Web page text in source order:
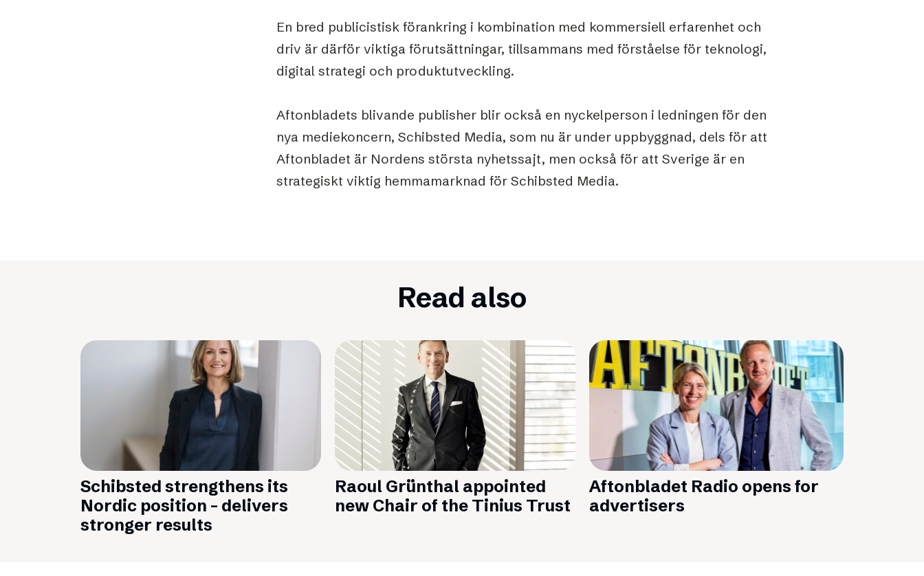
En bred publicistisk förankring i kombination med kommersiell erfarenhet och
driv är därför viktiga förutsättningar, tillsammans med förståelse för teknologi,
digital strategi och produktutveckling.
Aftonbladets blivande publisher blir också en nyckelperson i ledningen för den
nya mediekoncern, Schibsted Media, som nu är under uppbyggnad, dels för att
Aftonbladet är Nordens största nyhetssajt, men också för att Sverige är en
strategiskt viktig hemmamarknad för Schibsted Media.
Read also
Schibsted strengthens its
Nordic position – delivers
stronger results
Raoul Grünthal appointed
new Chair of the Tinius Trust
Aftonbladet Radio opens for
advertisers